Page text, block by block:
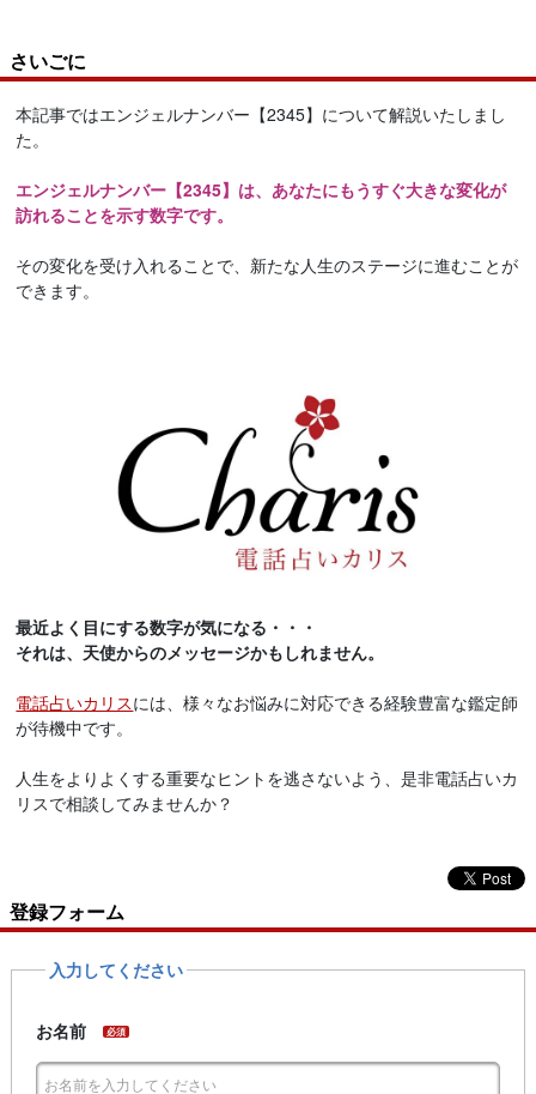
さいごに
本記事ではエンジェルナンバー【2345】について解説いたしまし
た。
エンジェルナンバー【2345】は、あなたにもうすぐ大きな変化が
訪れることを示す数字です。
その変化を受け入れることで、新たな人生のステージに進むことが
できます。
最近よく目にする数字が気になる・・・
それは、天使からのメッセージかもしれません。
電話占いカリスには、様々なお悩みに対応できる経験豊富な鑑定師
が待機中です。
人生をよりよくする重要なヒントを逃さないよう、是非電話占いカ
リスで相談してみませんか？
登録フォーム
入力してください
お名前 必須